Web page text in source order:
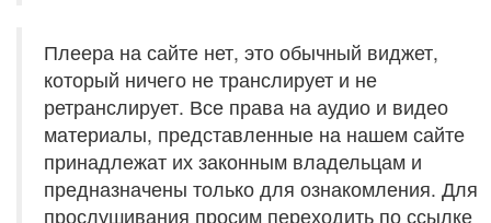
Плеера на сайте нет, это обычный виджет,
который ничего не транслирует и не
ретранслирует. Все права на аудио и видео
материалы, представленные на нашем сайте
принадлежат их законным владельцам и
предназначены только для ознакомления. Для
прослушивания просим переходить по ссылке